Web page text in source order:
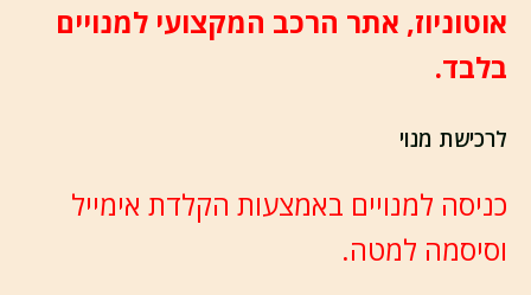
אוטוניוז, אתר הרכב המקצועי למנויים
בלבד.
לרכישת מנוי
כניסה למנויים באמצעות הקלדת אימייל
וסיסמה למטה.